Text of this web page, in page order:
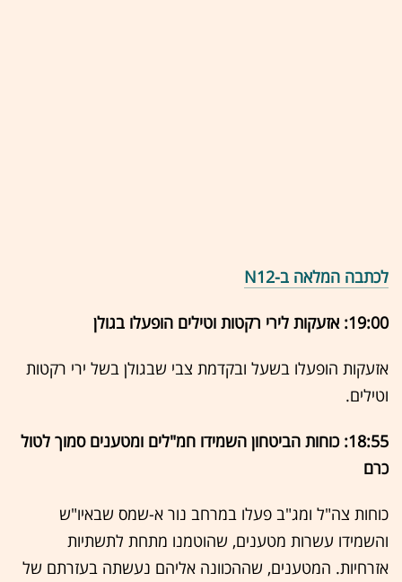
לכתבה המלאה ב-N12
19:00: אזעקות לירי רקטות וטילים הופעלו בגולן
אזעקות הופעלו בשעל ובקדמת צבי שבגולן בשל ירי רקטות
וטילים.
18:55: כוחות הביטחון השמידו חמ"לים ומטענים סמוך לטול
כרם
כוחות צה"ל ומג"ב פעלו במרחב נור א-שמס שבאיו"ש
והשמידו עשרות מטענים, שהוטמנו מתחת לתשתיות
אזרחיות. המטענים, שההכוונה אליהם נעשתה בעזרתם של